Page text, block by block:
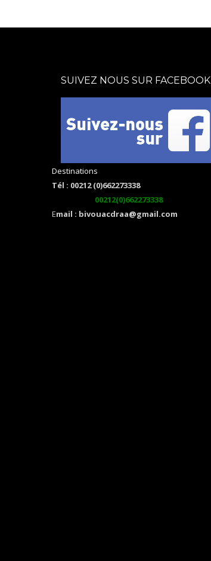
SUIVEZ NOUS SUR FACEBOOK
Destinations
Tél : 00212 (0)662273338
00212(0)662273338
Email : bivouacdraa@gmail.com